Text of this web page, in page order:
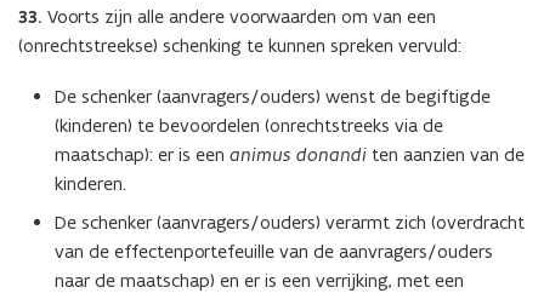
33. Voorts zijn alle andere voorwaarden om van een
(onrechtstreekse) schenking te kunnen spreken vervuld:
De schenker (aanvragers/ouders) wenst de begiftigde
(kinderen) te bevoordelen (onrechtstreeks via de
maatschap): er is een animus donandi ten aanzien van de
kinderen.
De schenker (aanvragers/ouders) verarmt zich (overdracht
van de effectenportefeuille van de aanvragers/ouders
naar de maatschap) en er is een verrijking, met een